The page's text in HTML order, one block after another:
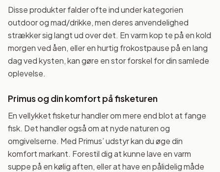
Disse produkter falder ofte ind under kategorien
outdoor og mad/drikke, men deres anvendelighed
strækker sig langt ud over det. En varm kop te på en kold
morgen ved åen, eller en hurtig frokostpause på en lang
dag ved kysten, kan gøre en stor forskel for din samlede
oplevelse.
Primus og din komfort på fisketuren
En vellykket fisketur handler om mere end blot at fange
fisk. Det handler også om at nyde naturen og
omgivelserne. Med Primus’ udstyr kan du øge din
komfort markant. Forestil dig at kunne lave en varm
suppe på en kølig aften, eller at have en pålidelig måde